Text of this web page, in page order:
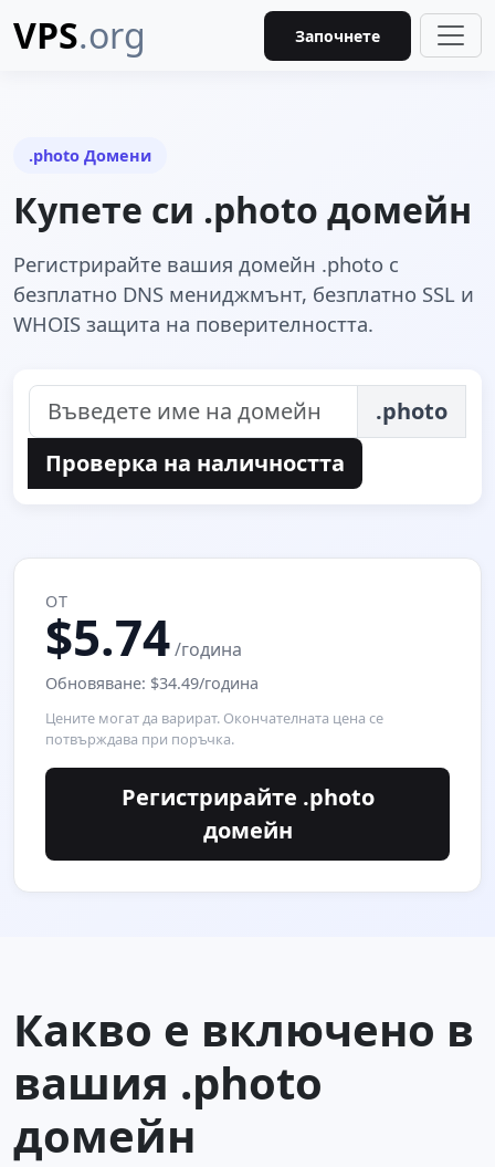
VPS.org Започнете
.photo Домени
Купете си .photo домейн
Регистрирайте вашия домейн .photo с
безплатно DNS мениджмънт, безплатно SSL и
WHOIS защита на поверителността.
.photo
Проверка на наличността
ОТ
$5.74/година
Обновяване: $34.49/година
Цените могат да варират. Окончателната цена се
потвърждава при поръчка.
Регистрирайте .photo
домейн
Какво е включено в
вашия .photo
домейн